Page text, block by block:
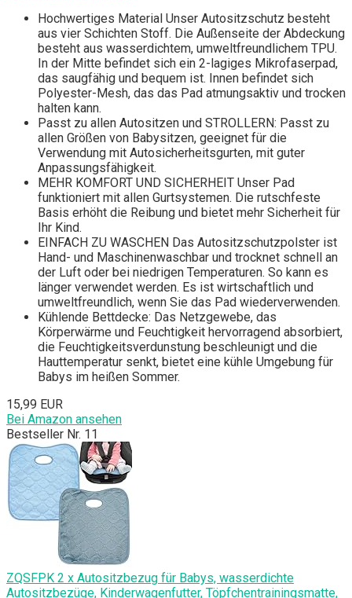
Hochwertiges Material Unser Autositzschutz besteht
aus vier Schichten Stoff. Die Außenseite der Abdeckung
besteht aus wasserdichtem, umweltfreundlichem TPU.
In der Mitte befindet sich ein 2-lagiges Mikrofaserpad,
das saugfähig und bequem ist. Innen befindet sich
Polyester-Mesh, das das Pad atmungsaktiv und trocken
halten kann.
Passt zu allen Autositzen und STROLLERN: Passt zu
allen Größen von Babysitzen, geeignet für die
Verwendung mit Autosicherheitsgurten, mit guter
Anpassungsfähigkeit.
MEHR KOMFORT UND SICHERHEIT Unser Pad
funktioniert mit allen Gurtsystemen. Die rutschfeste
Basis erhöht die Reibung und bietet mehr Sicherheit für
Ihr Kind.
EINFACH ZU WASCHEN Das Autositzschutzpolster ist
Hand- und Maschinenwaschbar und trocknet schnell an
der Luft oder bei niedrigen Temperaturen. So kann es
länger verwendet werden. Es ist wirtschaftlich und
umweltfreundlich, wenn Sie das Pad wiederverwenden.
Kühlende Bettdecke: Das Netzgewebe, das
Körperwärme und Feuchtigkeit hervorragend absorbiert,
die Feuchtigkeitsverdunstung beschleunigt und die
Hauttemperatur senkt, bietet eine kühle Umgebung für
Babys im heißen Sommer.
15,99 EUR
Bei Amazon ansehen
Bestseller Nr. 11
ZQSFPK 2 x Autositzbezug für Babys, wasserdichte
Autositzbezüge, Kinderwagenfutter, Töpfchentrainingsmatte,